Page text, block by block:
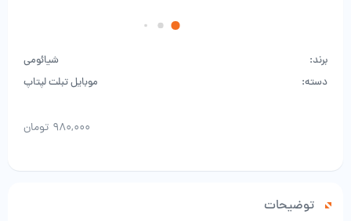
برند:
شیائومی
دسته:
موبایل تبلت لپتاپ
۹۸۰,۰۰۰ تومان
توضیحات